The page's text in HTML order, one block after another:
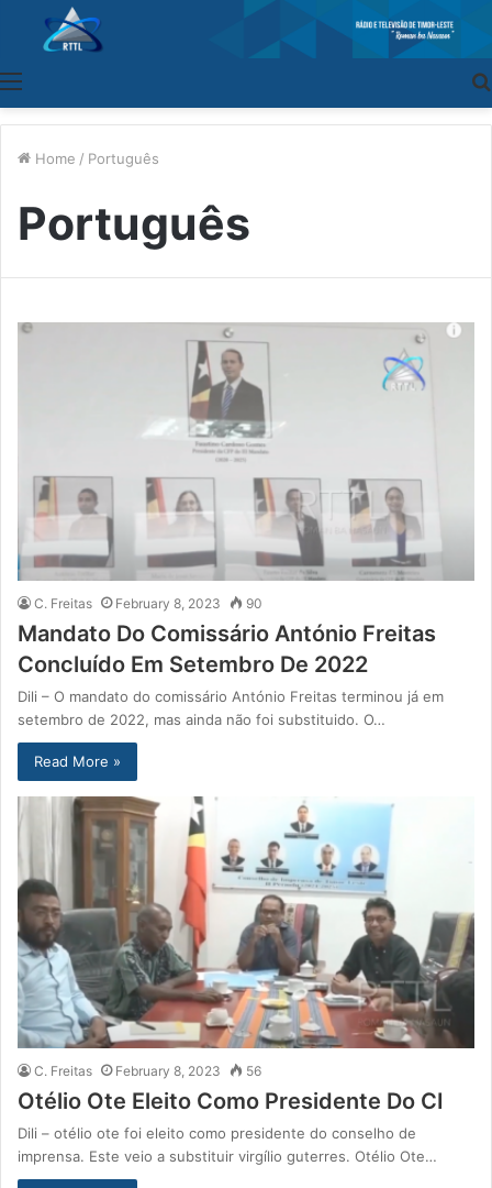
Home / Português
Português
C. Freitas February 8, 2023 90
Mandato Do Comissário António Freitas
Concluído Em Setembro De 2022
Dili – O mandato do comissário António Freitas terminou já em
setembro de 2022, mas ainda não foi substituido. O…
Read More »
C. Freitas February 8, 2023 56
Otélio Ote Eleito Como Presidente Do CI
Dili – otélio ote foi eleito como presidente do conselho de
imprensa. Este veio a substituir virgílio guterres. Otélio Ote…